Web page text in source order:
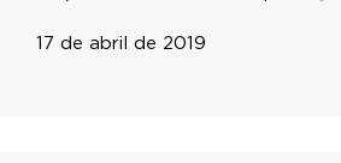
17 de abril de 2019